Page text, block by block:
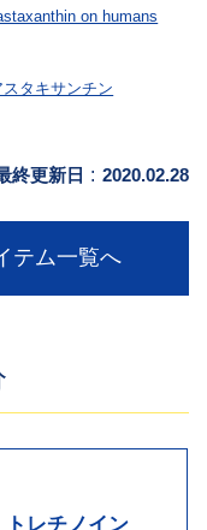
on humans
タキサンチン
終更新日 : 2020.02.28
テム一覧へ
トレチノイン